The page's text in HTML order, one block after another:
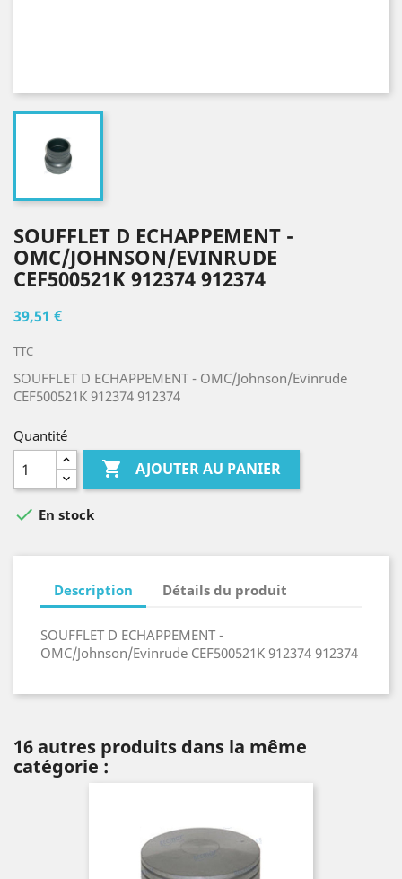
SOUFFLET D ECHAPPEMENT -
OMC/JOHNSON/EVINRUDE
CEF500521K 912374 912374
39,51 €
TTC
SOUFFLET D ECHAPPEMENT - OMC/Johnson/Evinrude
CEF500521K 912374 912374
Quantité
 AJOUTER AU PANIER
 En stock
Description Détails du produit
SOUFFLET D ECHAPPEMENT -
OMC/Johnson/Evinrude CEF500521K 912374 912374
16 autres produits dans la même
catégorie :